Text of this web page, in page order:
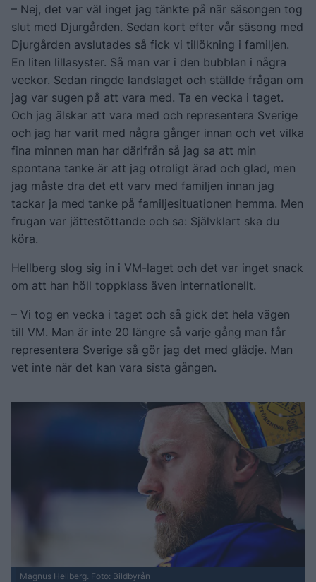
– Nej, det var väl inget jag tänkte på när säsongen tog
slut med Djurgården. Sedan kort efter vår säsong med
Djurgården avslutades så fick vi tillökning i familjen.
En liten lillasyster. Så man var i den bubblan i några
veckor. Sedan ringde landslaget och ställde frågan om
jag var sugen på att vara med. Ta en vecka i taget.
Och jag älskar att vara med och representera Sverige
och jag har varit med några gånger innan och vet vilka
fina minnen man har därifrån så jag sa att min
spontana tanke är att jag otroligt ärad och glad, men
jag måste dra det ett varv med familjen innan jag
tackar ja med tanke på familjesituationen hemma. Men
frugan var jättestöttande och sa: Självklart ska du
köra.
Hellberg slog sig in i VM-laget och det var inget snack
om att han höll toppklass även internationellt.
– Vi tog en vecka i taget och så gick det hela vägen
till VM. Man är inte 20 längre så varje gång man får
representera Sverige så gör jag det med glädje. Man
vet inte när det kan vara sista gången.
Magnus Hellberg. Foto: Bildbyrån